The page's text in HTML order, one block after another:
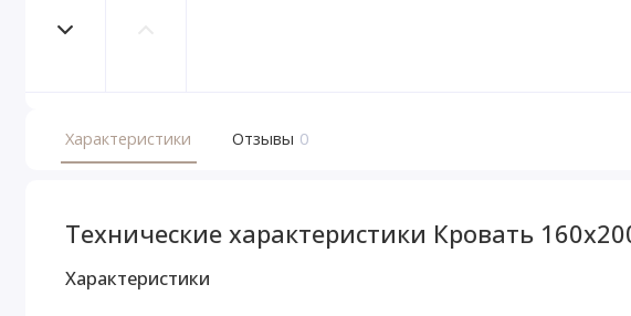
Характеристики Отзывы 0
Технические характеристики Кровать
Характеристики